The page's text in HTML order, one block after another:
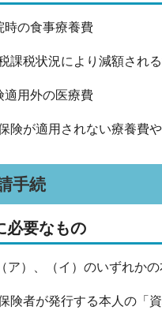
の食事療養費
課税状況により減額され
用外の医療費
険が適用されない療養費
手続
必要なもの
ア）、（イ）のいずれか
保険者が発行する本人の「